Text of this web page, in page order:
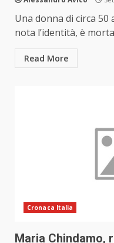
Una donna di circa 50
nota l’identità, è
Read More
Cronaca Italia
Maria Chindamo,